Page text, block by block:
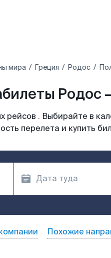
мира Греция Родос
Родос
рейсов . Выбирайте в
перелета и купить
Похожие